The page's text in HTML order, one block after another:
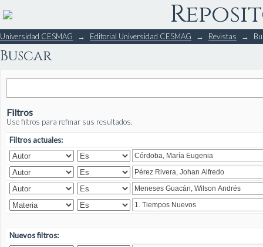
Buscar
Universidad CESMAG → Editorial Universidad CESMAG → Revistas →
Buscar
Filtros
Use filtros para refinar sus resultados.
Filtros actuales:
Nuevos filtros: